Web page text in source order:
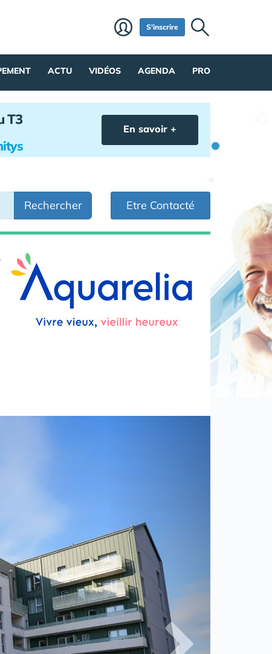
S'inscrire
ACTU VIDÉOS AGENDA PRO
T3
En savoir +
Rechercher Etre Contacté